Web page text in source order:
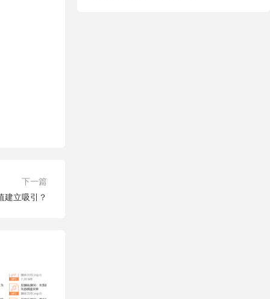
下一篇
建立吸引？